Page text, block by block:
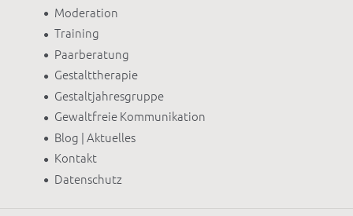
Moderation
Training
Paarberatung
Gestalttherapie
Gestaltjahresgruppe
Gewaltfreie Kommunikation
Blog | Aktuelles
Kontakt
Datenschutz